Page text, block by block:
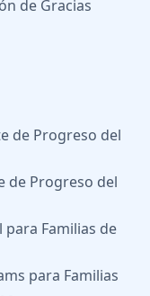
de Gracias
de Progreso del
de Progreso del
para Familias de
para Familias